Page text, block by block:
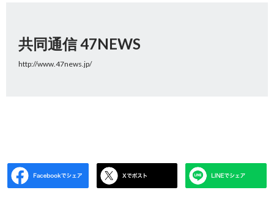
共同通信 47NEWS
http://www.47news.jp/